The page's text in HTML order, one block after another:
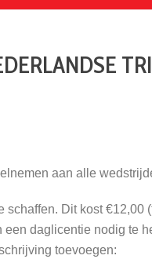
aan alle
Dit kost €12,00
daglicentie nodig te
toevoegen: